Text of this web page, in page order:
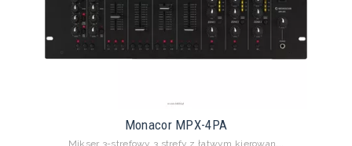
Monacor MPX-4PA
Mikser 3-strefowy 3 strefy z łatwym kierowan...